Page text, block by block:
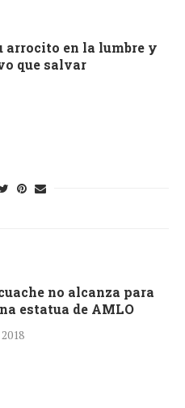
arrocito en la lumbre y
que salvar
no alcanza para
estatua de AMLO